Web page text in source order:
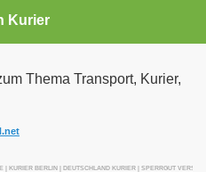
Kurier
Thema Transport, Kurier,
| KURIER BERLIN | DEUTSCHLAND KURIER | SPERRGUT